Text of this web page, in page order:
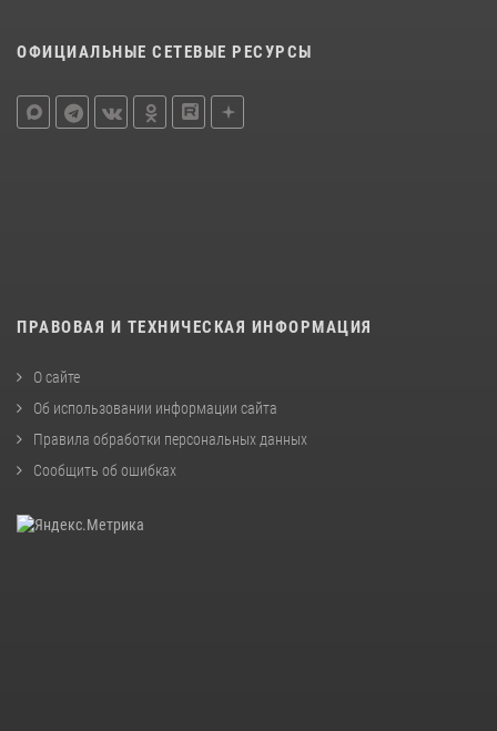
ОФИЦИАЛЬНЫЕ СЕТЕВЫЕ РЕСУРСЫ
ПРАВОВАЯ И ТЕХНИЧЕСКАЯ ИНФОРМАЦИЯ
О сайте
Об использовании информации сайта
Правила обработки персональных данных
Сообщить об ошибках